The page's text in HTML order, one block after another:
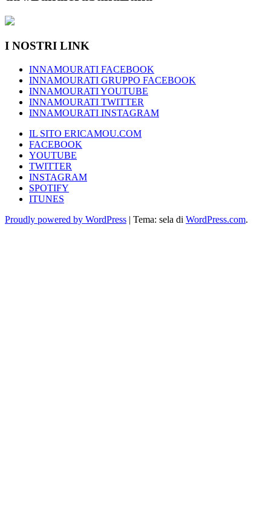
I NOSTRI LINK
INNAMOURATI FACEBOOK
INNAMOURATI GRUPPO FACEBOOK
INNAMOURATI YOUTUBE
INNAMOURATI TWITTER
INNAMOURATI INSTAGRAM
IL SITO ERICAMOU.COM
FACEBOOK
YOUTUBE
TWITTER
INSTAGRAM
SPOTIFY
ITUNES
Proudly powered by WordPress | Tema: sela di WordPress.com.